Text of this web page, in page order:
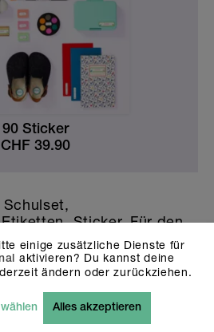
90 Sticker
CHF 39.90
Sticker. Für den
oder Schulstart heisst
von Dingen zu beschaffen
Das Kindergarten- und
Namensaufklebern im
nützlichen Formaten.
spülmaschinen- und
einige zusätzliche Dienste für
aktivieren? Du kannst deine
ändern oder zurückziehen.
Alles akzeptieren